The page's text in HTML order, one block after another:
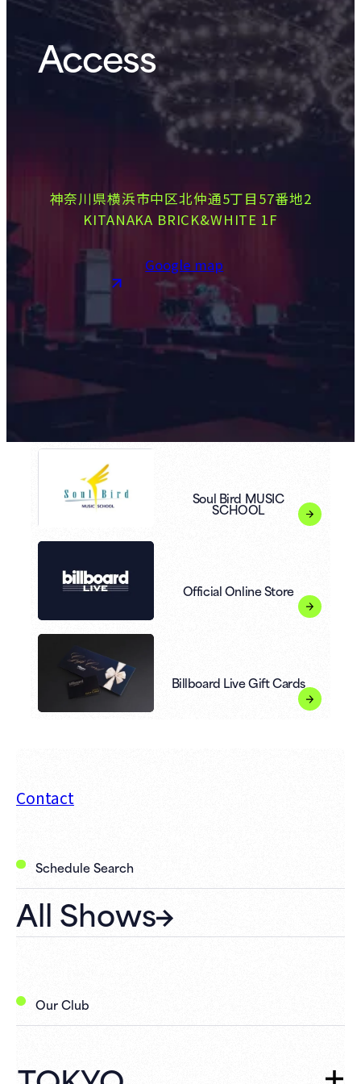
Access
神奈川県横浜市中区北仲通5丁目57番地2
KITANAKA BRICK&WHITE 1F
Google map
Soul Bird MUSIC
SCHOOL
Official Online Store
Billboard Live Gift Cards
Contact
Schedule Search
All Shows
Our Club